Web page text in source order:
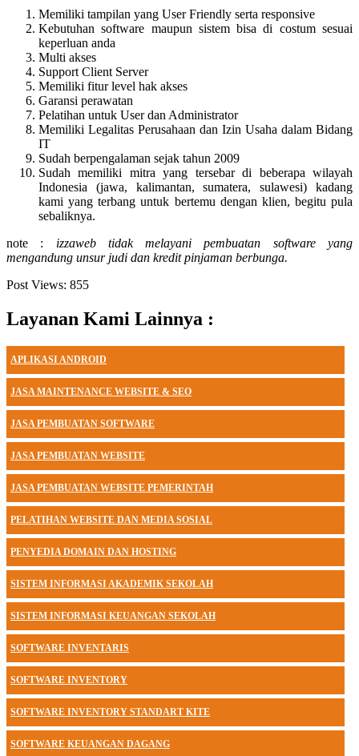
Memiliki tampilan yang User Friendly serta responsive
Kebutuhan software maupun sistem bisa di costum sesuai
keperluan anda
Multi akses
Support Client Server
Memiliki fitur level hak akses
Garansi perawatan
Pelatihan untuk User dan Administrator
Memiliki Legalitas Perusahaan dan Izin Usaha dalam Bidang
IT
Sudah berpengalaman sejak tahun 2009
Sudah memiliki mitra yang tersebar di beberapa wilayah
Indonesia (jawa, kalimantan, sumatera, sulawesi) kadang
kami yang terbang untuk bertemu dengan klien, begitu pula
sebaliknya.
note : izzaweb tidak melayani pembuatan software yang
mengandung unsur judi dan kredit pinjaman berbunga.
Post Views: 855
Layanan Kami Lainnya :
APLIKASI ANDROID
JASA MAINTENANCE WEBSITE & SEO
JASA PEMBUATAN SOFTWARE
JASA PEMBUATAN WEBSITE
JASA PEMBUATAN WEBSITE PEMERINTAH
PELATIHAN WEBSITE DAN MEDIA SOSIAL
PENYEDIA DOMAIN DAN HOSTING
SISTEM INFORMASI AKADEMIK SEKOLAH
SISTEM INFORMASI KEUANGAN SEKOLAH
SOFTWARE INVENTARIS
SOFTWARE INVENTORY
SOFTWARE INVENTORY STANDART KITE
SOFTWARE KEUANGAN DAGANG